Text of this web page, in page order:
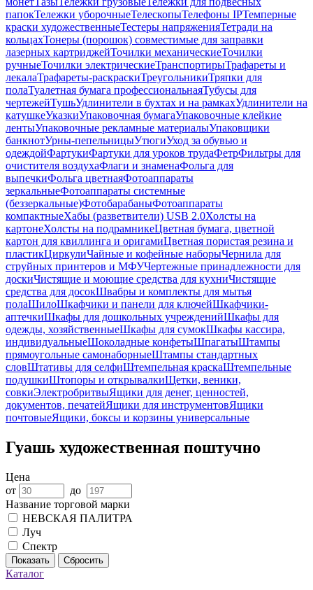
папокТележки уборочныеТелескопыТелефоны IPТемперные
краски художественныеТестеры напряженияТетради на
кольцахТонеры (порошок) совместимые для заправки
лазерных картриджейТочилки механическиеТочилки
ручныеТочилки электрическиеТранспортирыТрафареты и
лекалаТрафареты-раскраскиТреугольникиТряпки для
полаТуалетная бумага профессиональнаяТубусы для
чертежейТушьУдлинители в бухтах и на рамкахУдлинители на
катушкеУказкиУпаковочная бумагаУпаковочные клейкие
лентыУпаковочные рекламные материалыУпаковщики
банкнотУрны-пепельницыУтюгиУход за обувью и
одеждойФартукиФартуки для уроков трудаФетрФильтры для
очистителя воздухаФлаги и знаменаФольга для
выпечкиФольга цветнаяФотоаппараты
зеркальныеФотоаппараты системные
(беззеркальные)ФотобарабаныФотоаппараты
компактныеХабы (разветвители) USB 2.0Холсты на
картонеХолсты на подрамникеЦветная бумага, цветной
картон для квиллинга и оригамиЦветная пористая резина и
пластикЦиркулиЧайные и кофейные наборыЧернила для
струйных принтеров и МФУЧертежные принадлежности для
доскиЧистящие и моющие средства для кухниЧистящие
средства для досокШвабры и комплекты для мытья
полаШилоШкафчики и панели для ключейШкафчики-
аптечкиШкафы для дошкольных учрежденийШкафы для
одежды, хозяйственныеШкафы для сумокШкафы кассира,
индивидуальныеШоколадные конфетыШпагатыШтампы
прямоугольные самонаборныеШтампы стандартных
словШтативы для селфиШтемпельная краскаШтемпельные
подушкиШтопоры и открывалкиЩетки, веники,
совкиЭлектробритвыЯщики для денег, ценностей,
документов, печатейЯщики для инструментовЯщики
почтовыеЯщики, боксы и корзины универсальные
Гуашь художественная поштучно
Цена
от
до
Название торговой марки
НЕВСКАЯ ПАЛИТРА
Луч
Спектр
Показать Сбросить
Каталог